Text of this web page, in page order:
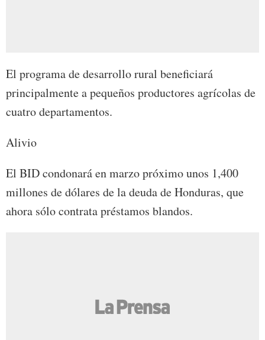
El programa de desarrollo rural beneficiará
principalmente a pequeños productores agrícolas de
cuatro departamentos.
Alivio
El BID condonará en marzo próximo unos 1,400
millones de dólares de la deuda de Honduras, que
ahora sólo contrata préstamos blandos.